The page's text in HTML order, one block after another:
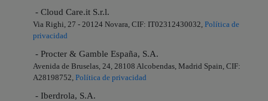
- Cloud Care.it S.r.l.
Via Righi, 27 - 20124 Novara, CIF: IT02312430032, Política de
privacidad
- Procter & Gamble España, S.A.
Avenida de Bruselas, 24, 28108 Alcobendas, Madrid Spain, CIF:
A28198752, Política de privacidad
- Iberdrola, S.A.